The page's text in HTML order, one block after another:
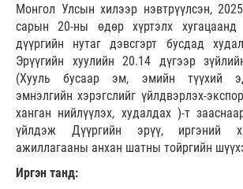
Монгол Улсын хилээр нэвтрүүлсэн,
сарын 20-ны өдөр хүртэлх хугацаанд
дүүргийн нутаг дэвсгэрт бусдад
Эрүүгийн хуулийн 20.14 дүгээр
(Хууль бусаар эм, эмийн түүхий
эмнэлгийн хэрэгслийг үйлдвэрлэх-
ханган нийлүүлэх, худалдах )-т
үйлдэж Дүүргийн эрүү, иргэний
ажиллагааны анхан шатны тойргийн
Иргэн танд: